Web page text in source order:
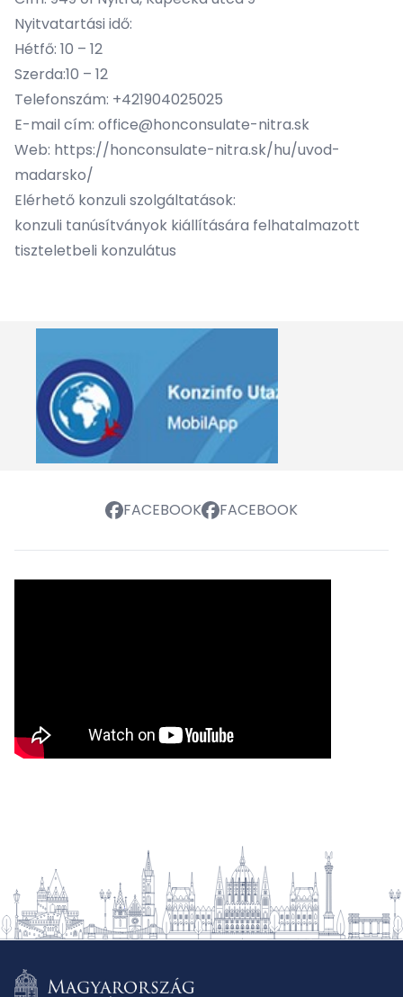
Nyitvatartási idő:
Hétfő: 10 – 12
Szerda:10 – 12
Telefonszám: +421904025025
E-mail cím: office@honconsulate-nitra.sk
Web: https://honconsulate-nitra.sk/hu/uvod-
madarsko/
Elérhető konzuli szolgáltatások:
konzuli tanúsítványok kiállítására felhatalmazott
tiszteletbeli konzulátus
FACEBOOK FACEBOOK